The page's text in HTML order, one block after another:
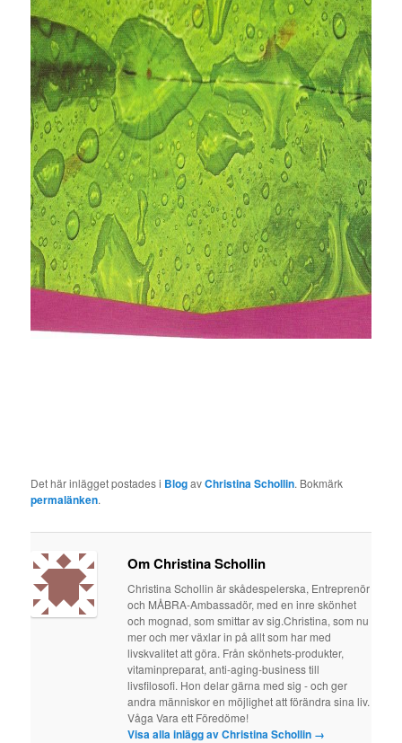
Det här inlägget postades i BlogavChristina Schollin. Bokmärk
permalänken.
Om Christina Schollin
Christina Schollin är skådespelerska, Entreprenör
och MÅBRA-Ambassadör, med en inre skönhet
och mognad, som smittar av sig.Christina, som nu
mer och mer växlar in på allt som har med
livskvalitet att göra. Från skönhets-produkter,
vitaminpreparat, anti-aging-business till
livsfilosofi. Hon delar gärna med sig - och ger
andra människor en möjlighet att förändra sina liv.
Våga Vara ett Föredöme!
Visa alla inlägg av Christina Schollin →